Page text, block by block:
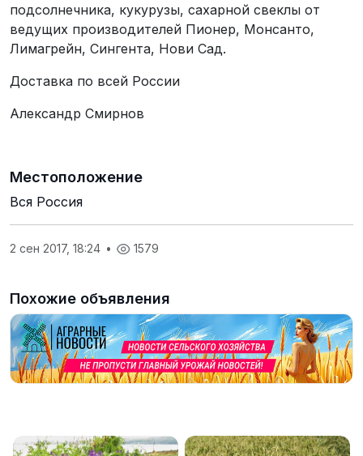
подсолнечника, кукурузы, сахарной свеклы от
ведущих производителей Пионер, Монсанто,
Лимагрейн, Сингента, Нови Сад.
Доставка по всей России
Александр Смирнов
Местоположение
Вся Россия
2 сен 2017, 18:24 • 1579
Похожие объявления